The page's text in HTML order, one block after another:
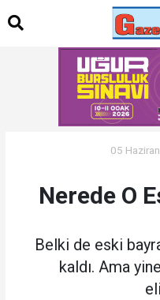
05
Nerede O
Belki de eski
kaldı. Ama